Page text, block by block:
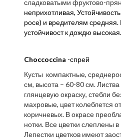
сладковатыми фруктово-
неприхотливая,
росе) и вредителям средняя.
устойчивост к дождю высокая.
Choccoccina -спрей
Кусты компактные,
см, высота – 60-80 см.
глянцевую окраску, стебли
махровые, цвет колеблется
коричневых. В окрасе
нотки. Все цветки слеплены
Лепестки цветков имеют